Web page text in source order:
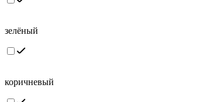
зелёный
коричневый